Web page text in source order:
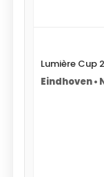
Lumière Cup
Eindhoven •